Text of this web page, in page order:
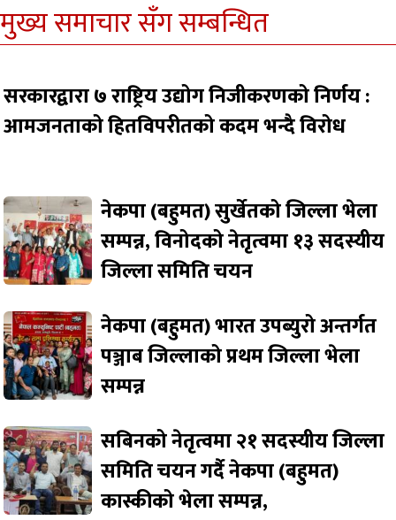
मुख्य समाचार सँग सम्बन्धित
सरकारद्वारा ७ राष्ट्रिय उद्योग निजीकरणको निर्णय :
आमजनताको हितविपरीतको कदम भन्दै विरोध
नेकपा (बहुमत) सुर्खेतको जिल्ला भेला
सम्पन्न, विनोदको नेतृत्वमा १३ सदस्यीय
जिल्ला समिति चयन
नेकपा (बहुमत) भारत उपब्युरो अन्तर्गत
पञ्जाब जिल्लाको प्रथम जिल्ला भेला
सम्पन्न
सबिनको नेतृत्वमा २१ सदस्यीय जिल्ला
समिति चयन गर्दै नेकपा (बहुमत)
कास्कीको भेला सम्पन्न,